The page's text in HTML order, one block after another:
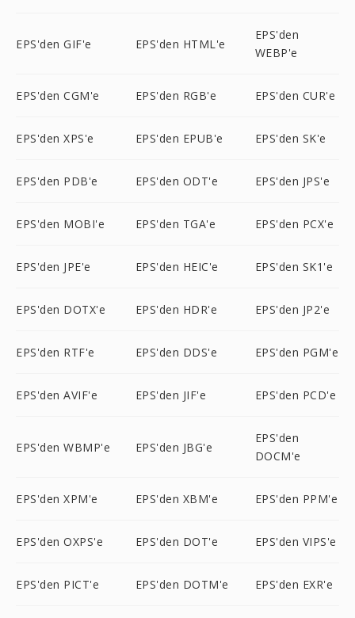
EPS'den GIF'e EPS'den HTML'e
EPS'den
WEBP'e
EPS'den CGM'e EPS'den RGB'e EPS'den CUR'e
EPS'den XPS'e EPS'den EPUB'e EPS'den SK'e
EPS'den PDB'e EPS'den ODT'e EPS'den JPS'e
EPS'den MOBI'e EPS'den TGA'e EPS'den PCX'e
EPS'den JPE'e EPS'den HEIC'e EPS'den SK1'e
EPS'den DOTX'e EPS'den HDR'e EPS'den JP2'e
EPS'den RTF'e EPS'den DDS'e EPS'den PGM'e
EPS'den AVIF'e EPS'den JIF'e EPS'den PCD'e
EPS'den WBMP'e EPS'den JBG'e
EPS'den
DOCM'e
EPS'den XPM'e EPS'den XBM'e EPS'den PPM'e
EPS'den OXPS'e EPS'den DOT'e EPS'den VIPS'e
EPS'den PICT'e EPS'den DOTM'e EPS'den EXR'e